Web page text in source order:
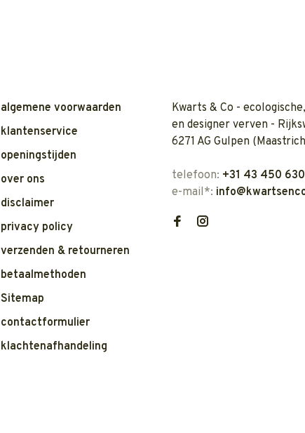
algemene voorwaarden
klantenservice
openingstijden
over ons
disclaimer
privacy policy
verzenden & retourneren
betaalmethoden
Sitemap
contactformulier
klachtenafhandeling
Kwarts & Co -
en designer verven -
6271 AG Gulpen
telefoon: +31 43 450
e-mail*: